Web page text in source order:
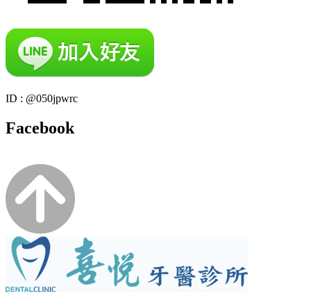
ID : @050jpwrc
Facebook